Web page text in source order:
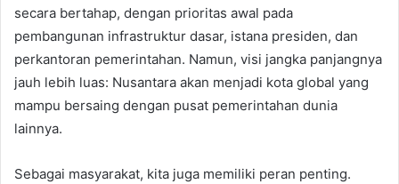
secara bertahap, dengan prioritas awal pada
pembangunan infrastruktur dasar, istana presiden, dan
perkantoran pemerintahan. Namun, visi jangka panjangnya
jauh lebih luas: Nusantara akan menjadi kota global yang
mampu bersaing dengan pusat pemerintahan dunia
lainnya.
Sebagai masyarakat, kita juga memiliki peran penting.